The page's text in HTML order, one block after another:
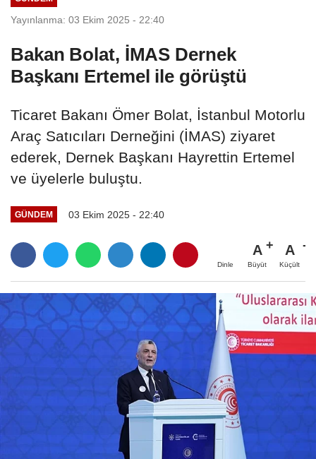
Yayınlanma: 03 Ekim 2025 - 22:40
Bakan Bolat, İMAS Dernek
Başkanı Ertemel ile görüştü
Ticaret Bakanı Ömer Bolat, İstanbul Motorlu
Araç Satıcıları Derneğini (İMAS) ziyaret
ederek, Dernek Başkanı Hayrettin Ertemel
ve üyelerle buluştu.
GÜNDEM 03 Ekim 2025 - 22:40
Dinle
A
Büyüt
A
Küçült